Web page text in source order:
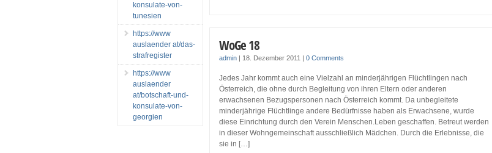
WoGe 18
admin | 18. Dezember 2011 |0 Comments
Jedes Jahr kommt auch eine Vielzahl an minderjährigen Flüchtlingen nach
Österreich, die ohne durch Begleitung von ihren Eltern oder anderen
erwachsenen Bezugspersonen nach Österreich kommt. Da unbegleitete
minderjährige Flüchtlinge andere Bedürfnisse haben als Erwachsene, wurde
diese Einrichtung durch den Verein Menschen.Leben geschaffen. Betreut werden
in dieser Wohngemeinschaft ausschließlich Mädchen. Durch die Erlebnisse, die
sie in […]
konsulate-von-
tunesien
https://www
auslaender at/das-
strafregister
https://www
auslaender
at/botschaft-und-
konsulate-von-
georgien